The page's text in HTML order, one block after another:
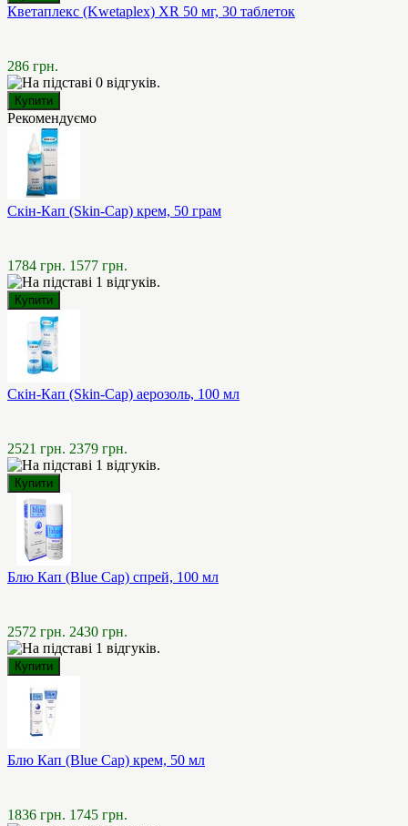
Кветаплекс (Kwetaplex) XR 50 мг, 30 таблеток
286 грн.
Рекомендуємо
Скін-Кап (Skin-Cap) крем, 50 грам
1784 грн. 1577 грн.
Скін-Кап (Skin-Cap) аерозоль, 100 мл
2521 грн. 2379 грн.
Блю Кап (Blue Cap) спрей, 100 мл
2572 грн. 2430 грн.
Блю Кап (Blue Cap) крем, 50 мл
1836 грн. 1745 грн.